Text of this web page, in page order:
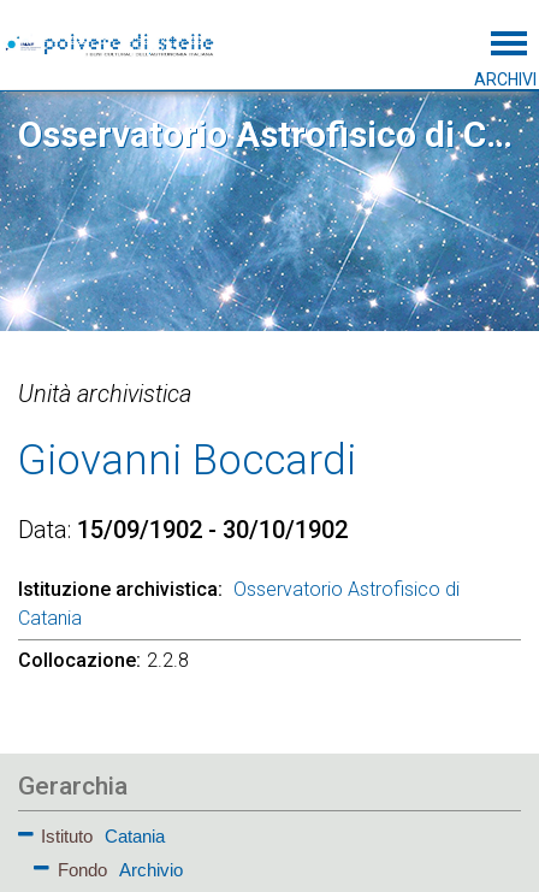
ARCHIVI
Osservatorio Astrofisico di Catania
Unità archivistica
Giovanni Boccardi
Data 15/09/1902 - 30/10/1902
Istituzione archivistica
Osservatorio Astrofisico di
Catania
Collocazione 2.2.8
Gerarchia
Istituto
Catania
Fondo
Archivio